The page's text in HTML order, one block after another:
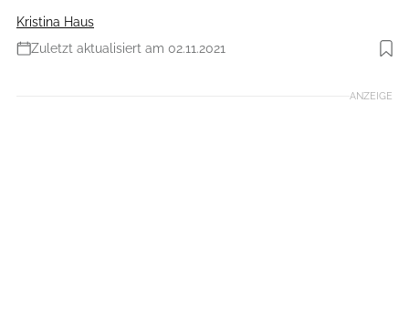
Kristina Haus
Zuletzt aktualisiert am 02.11.2021
Foto: iStockphoto
ANZEIGE